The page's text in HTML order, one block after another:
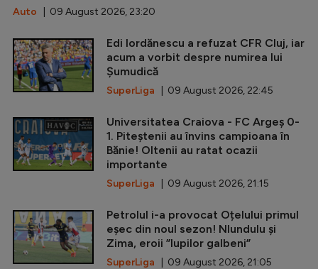
Auto | 09 August 2026, 23:20
Edi Iordănescu a refuzat CFR Cluj, iar
acum a vorbit despre numirea lui
Șumudică
SuperLiga | 09 August 2026, 22:45
Universitatea Craiova - FC Argeș 0-
1. Piteștenii au învins campioana în
Bănie! Oltenii au ratat ocazii
importante
SuperLiga | 09 August 2026, 21:15
Petrolul i-a provocat Oțelului primul
eșec din noul sezon! Nlundulu și
Zima, eroii ”lupilor galbeni”
SuperLiga | 09 August 2026, 21:05